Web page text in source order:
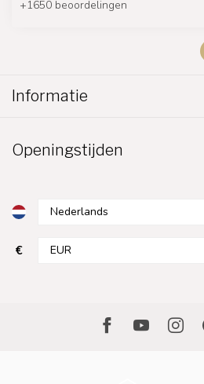
+1650 beoordelingen
Informatie
Openingstijden
€